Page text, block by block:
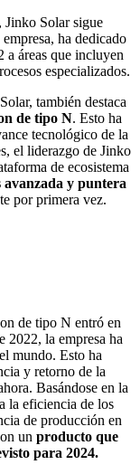
Jinko Solar sigue
ha dedicado
áreas que incluyen
especializados.
también destaca
de tipo N. Esto ha
tecnológico de la
el liderazgo de Jinko
de ecosistema
avanzada y puntera
por primera vez.
de tipo N entró en
2022, la empresa ha
mundo. Esto ha
y retorno de la
Basándose en la
la eficiencia de los
de producción en
un producto que
para 2024.